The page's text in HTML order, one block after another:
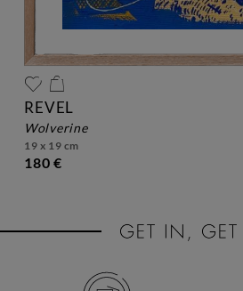
REVEL
wolverine
19 x 19 cm
180 €